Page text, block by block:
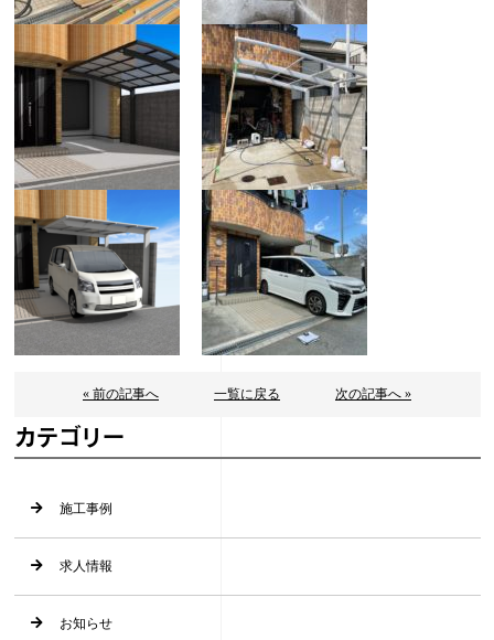
« 前の記事へ 一覧に戻る 次の記事へ »
カテゴリー
施工事例
求人情報
お知らせ